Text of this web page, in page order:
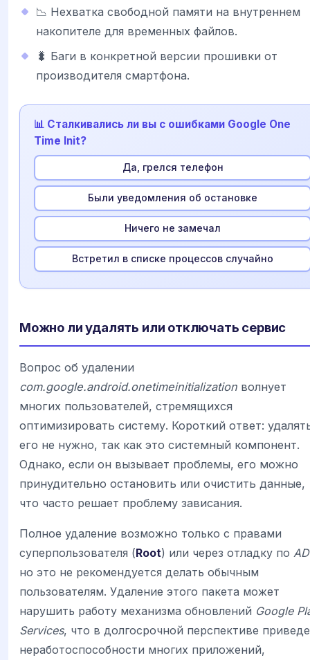
📉 Нехватка свободной памяти на внутреннем
накопителе для временных файлов.
🐛 Баги в конкретной версии прошивки от
производителя смартфона.
📊 Сталкивались ли вы с ошибками Google One
Time Init?
Да, грелся телефон
Были уведомления об остановке
Ничего не замечал
Встретил в списке процессов случайно
Можно ли удалять или отключать сервис
Вопрос об удалении
com.google.android.onetimeinitialization волнует
многих пользователей, стремящихся
оптимизировать систему. Короткий ответ:
его не нужно, так как это системный компонент.
Однако, если он вызывает проблемы, его можно
принудительно остановить или очистить данные,
что часто решает проблему зависания.
Полное удаление возможно только с правами
суперпользователя (Root) или через отладку по
но это не рекомендуется делать обычным
пользователям. Удаление этого пакета может
нарушить работу механизма обновлений Google
Services, что в долгосрочной перспективе
неработоспособности многих приложений,